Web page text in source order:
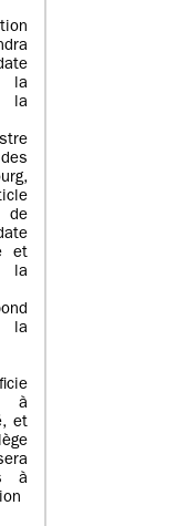
la
la
de
et
la
la
à
et
à